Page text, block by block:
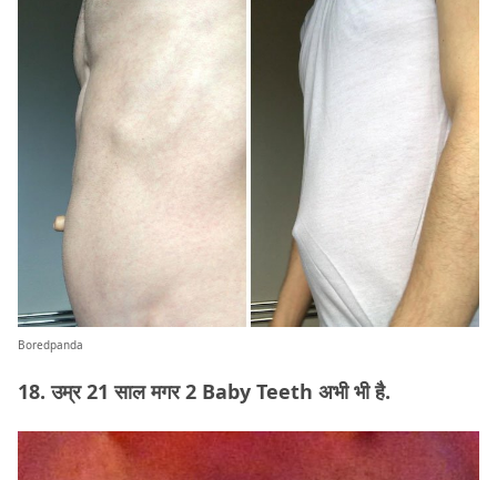
Boredpanda
18. उम्र 21 साल मगर 2 Baby Teeth अभी भी है.